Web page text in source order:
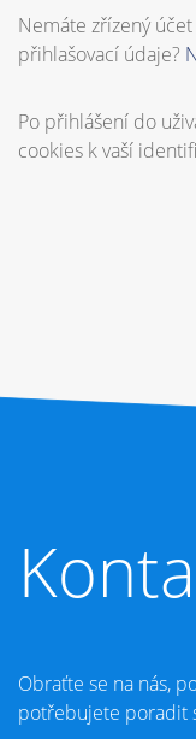
Nemáte zřízený
přihlašovací údaje?
Po přihlášení do
cookies k vaší
Obraťte se na nás,
potřebujete poradit